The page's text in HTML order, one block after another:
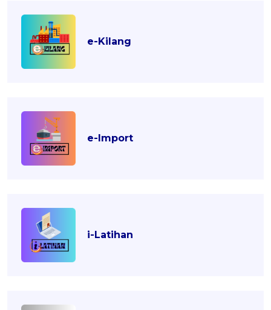
e-Kilang
e-Import
i-Latihan